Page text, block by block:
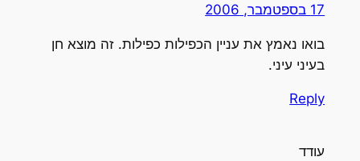
17 בספטמבר, 2006
בואו נאמץ את עניין הכפילות כפילות. זה מוצא חן
בעיני עיני.
Reply
עודד